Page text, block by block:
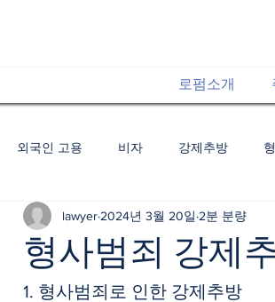
로펌소개
외국인 고용 비자 강제추방
형사범죄 강제
lawyer 2024년 3월 20일 2분 분량
1. 형사범죄로 인한 강제추방